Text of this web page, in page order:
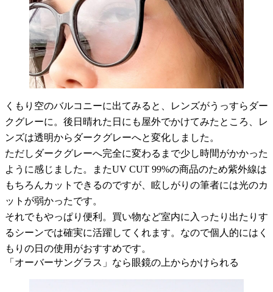
くもり空のバルコニーに出てみると、レンズがうっすらダー
クグレーに。後日晴れた日にも屋外でかけてみたところ、レ
ンズは透明からダークグレーへと変化しました。
ただしダークグレーへ完全に変わるまで少し時間がかかった
ように感じました。またUV CUT 99%の商品のため紫外線は
もちろんカットできるのですが、眩しがりの筆者には光のカ
ットが弱かったです。
それでもやっぱり便利。買い物など室内に入ったり出たりす
るシーンでは確実に活躍してくれます。なので個人的にはく
もりの日の使用がおすすめです。
「オーバーサングラス」なら眼鏡の上からかけられる